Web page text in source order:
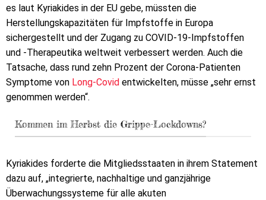
es laut Kyriakides in der EU gebe, müssten die
Herstellungskapazitäten für Impfstoffe in Europa
sichergestellt und der Zugang zu COVID-19-Impfstoffen
und -Therapeutika weltweit verbessert werden. Auch die
Tatsache, dass rund zehn Prozent der Corona-Patienten
Symptome von Long-Covid entwickelten, müsse „sehr ernst
genommen werden“.
Kommen im Herbst die Grippe-Lockdowns?
Kyriakides forderte die Mitgliedsstaaten in ihrem Statement
dazu auf, „integrierte, nachhaltige und ganzjährige
Überwachungssysteme für alle akuten